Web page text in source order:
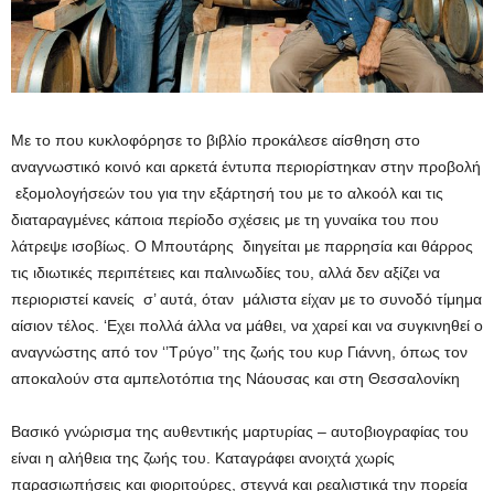
Με το που κυκλοφόρησε το βιβλίο προκάλεσε αίσθηση στο
αναγνωστικό κοινό και αρκετά έντυπα περιορίστηκαν στην προβολή
εξομολογήσεών του για την εξάρτησή του με το αλκοόλ και τις
διαταραγμένες κάποια περίοδο σχέσεις με τη γυναίκα του που
λάτρεψε ισοβίως. Ο Μπουτάρης διηγείται με παρρησία και θάρρος
τις ιδιωτικές περιπέτειες και παλινωδίες του, αλλά δεν αξίζει να
περιοριστεί κανείς σ’ αυτά, όταν μάλιστα είχαν με το συνοδό τίμημα
αίσιον τέλος. ‘Εχει πολλά άλλα να μάθει, να χαρεί και να συγκινηθεί ο
αναγνώστης από τον ‘’Τρύγο’’ της ζωής του κυρ Γιάννη, όπως τον
αποκαλούν στα αμπελοτόπια της Νάουσας και στη Θεσσαλονίκη
Βασικό γνώρισμα της αυθεντικής μαρτυρίας – αυτοβιογραφίας του
είναι η αλήθεια της ζωής του. Καταγράφει ανοιχτά χωρίς
παρασιωπήσεις και φιοριτούρες, στεγνά και ρεαλιστικά την πορεία